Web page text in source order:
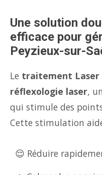
Une solution
efficace pour
Peyzieux-sur-
Le traitement Laser
réflexologie laser,
qui stimule des
Cette stimulation
😌 Réduire